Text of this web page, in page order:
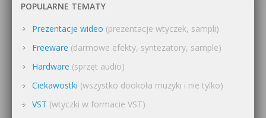
POPULARNE TEMATY
Prezentacje wideo (prezentacje wtyczek, sampli)
Freeware (darmowe efekty, syntezatory, sample)
Hardware (sprzęt audio)
Ciekawostki (wszystko dookoła muzyki i nie tylko)
VST (wtyczki w formacie VST)